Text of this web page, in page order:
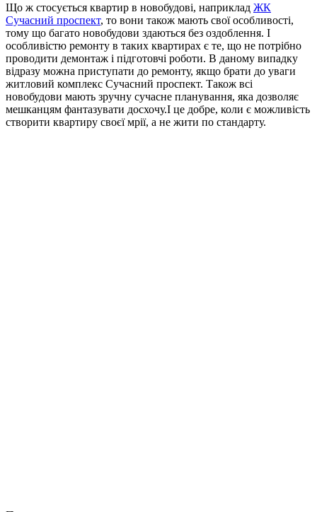
Що ж стосується квартир в новобудові, наприклад ЖК
Сучасний проспект, то вони також мають свої особливості,
тому що багато новобудови здаються без оздоблення. І
особливістю ремонту в таких квартирах є те, що не потрібно
проводити демонтаж і підготовчі роботи. В даному випадку
відразу можна приступати до ремонту, якщо брати до уваги
житловий комплекс Сучасний проспект. Також всі
новобудови мають зручну сучасне планування, яка дозволяє
мешканцям фантазувати досхочу.І це добре, коли є можливість
створити квартиру своєї мрії, а не жити по стандарту.